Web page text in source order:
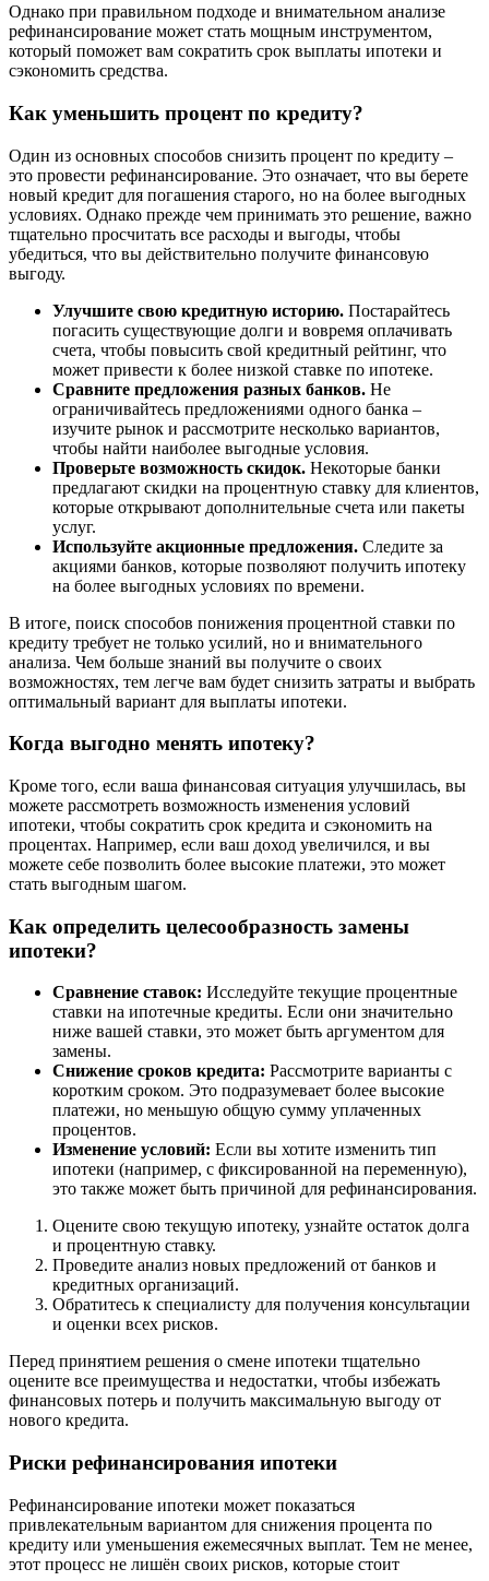
Однако при правильном подходе и внимательном анализе
рефинансирование может стать мощным инструментом,
который поможет вам сократить срок выплаты ипотеки и
сэкономить средства.
Как уменьшить процент по кредиту?
Один из основных способов снизить процент по кредиту –
это провести рефинансирование. Это означает, что вы берете
новый кредит для погашения старого, но на более выгодных
условиях. Однако прежде чем принимать это решение, важно
тщательно просчитать все расходы и выгоды, чтобы
убедиться, что вы действительно получите финансовую
выгоду.
Улучшите свою кредитную историю. Постарайтесь
погасить существующие долги и вовремя оплачивать
счета, чтобы повысить свой кредитный рейтинг, что
может привести к более низкой ставке по ипотеке.
Сравните предложения разных банков. Не
ограничивайтесь предложениями одного банка –
изучите рынок и рассмотрите несколько вариантов,
чтобы найти наиболее выгодные условия.
Проверьте возможность скидок. Некоторые банки
предлагают скидки на процентную ставку для клиентов,
которые открывают дополнительные счета или пакеты
услуг.
Используйте акционные предложения. Следите за
акциями банков, которые позволяют получить ипотеку
на более выгодных условиях по времени.
В итоге, поиск способов понижения процентной ставки по
кредиту требует не только усилий, но и внимательного
анализа. Чем больше знаний вы получите о своих
возможностях, тем легче вам будет снизить затраты и выбрать
оптимальный вариант для выплаты ипотеки.
Когда выгодно менять ипотеку?
Кроме того, если ваша финансовая ситуация улучшилась, вы
можете рассмотреть возможность изменения условий
ипотеки, чтобы сократить срок кредита и сэкономить на
процентах. Например, если ваш доход увеличился, и вы
можете себе позволить более высокие платежи, это может
стать выгодным шагом.
Как определить целесообразность замены
ипотеки?
Сравнение ставок: Исследуйте текущие процентные
ставки на ипотечные кредиты. Если они значительно
ниже вашей ставки, это может быть аргументом для
замены.
Снижение сроков кредита: Рассмотрите варианты с
коротким сроком. Это подразумевает более высокие
платежи, но меньшую общую сумму уплаченных
процентов.
Изменение условий: Если вы хотите изменить тип
ипотеки (например, с фиксированной на переменную),
это также может быть причиной для рефинансирования.
Оцените свою текущую ипотеку, узнайте остаток долга
и процентную ставку.
Проведите анализ новых предложений от банков и
кредитных организаций.
Обратитесь к специалисту для получения консультации
и оценки всех рисков.
Перед принятием решения о смене ипотеки тщательно
оцените все преимущества и недостатки, чтобы избежать
финансовых потерь и получить максимальную выгоду от
нового кредита.
Риски рефинансирования ипотеки
Рефинансирование ипотеки может показаться
привлекательным вариантом для снижения процента по
кредиту или уменьшения ежемесячных выплат. Тем не менее,
этот процесс не лишён своих рисков, которые стоит